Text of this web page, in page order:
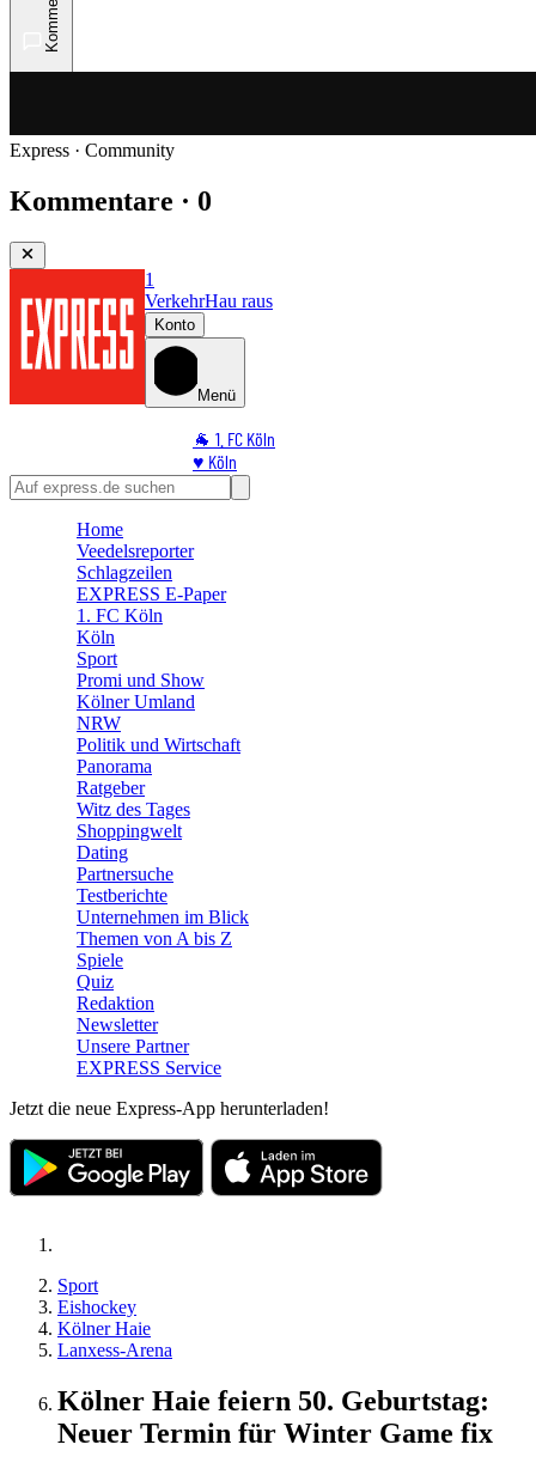
Express · Community
Kommentare · 0
1
VerkehrHau raus
Konto
Menü
🐐 1. FC Köln
♥️ Köln
⭐ Promi
🛒 Shoppingwelt
Home
Veedelsreporter
Schlagzeilen
EXPRESS E-Paper
1. FC Köln
Köln
Sport
Promi und Show
Kölner Umland
NRW
Politik und Wirtschaft
Panorama
Ratgeber
Witz des Tages
Shoppingwelt
Dating
Partnersuche
Testberichte
Unternehmen im Blick
Themen von A bis Z
Spiele
Quiz
Redaktion
Newsletter
Unsere Partner
EXPRESS Service
Jetzt die neue Express-App herunterladen!
Sport
Eishockey
Kölner Haie
Lanxess-Arena
Kölner Haie feiern 50. Geburtstag:
Neuer Termin für Winter Game fix